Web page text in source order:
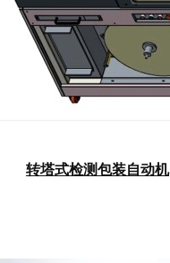
转塔式检测包装自动机